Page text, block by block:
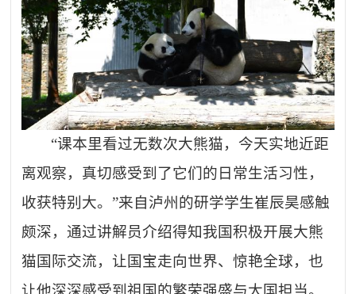
“课本里看过无数次大熊猫，今天实地近距
离观察，真切感受到了它们的日常生活习性，
收获特别大。”来自泸州的研学学生崔辰昊感触
颇深，通过讲解员介绍得知我国积极开展大熊
猫国际交流，让国宝走向世界、惊艳全球，也
让他深深感受到祖国的繁荣强盛与大国担当。